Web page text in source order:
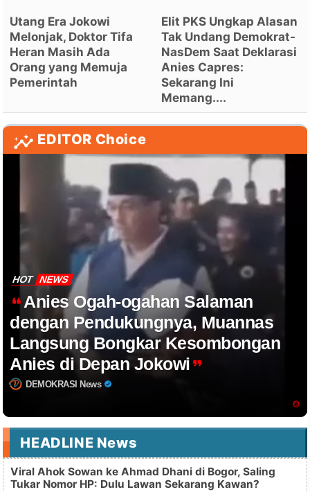
Utang Era Jokowi
Melonjak, Doktor Tifa
Heran Masih Ada
Orang yang Memuja
Pemerintah
Elit PKS Ungkap Alasan
Tak Undang Demokrat-
NasDem Saat Deklarasi
Anies Capres:
Sekarang Ini
Memang....
EDITOR Choice
HOT NEWS
Anies Ogah-ogahan Salaman
dengan Pendukungnya, Muannas
Langsung Bongkar Kesombongan
Anies di Depan Jokowi
DEMOKRASI News
HEADLINE News
Viral Ahok Sowan ke Ahmad Dhani di Bogor, Saling
Tukar Nomor HP: Dulu Lawan Sekarang Kawan?